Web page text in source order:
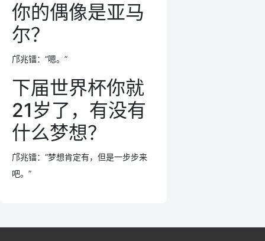
你的偶像是亚马
尔？
邝兆镭：“嗯。”
下届世界杯你就
21岁了，有没有
什么梦想？
邝兆镭：“梦想肯定有，但是一步步来
吧。”